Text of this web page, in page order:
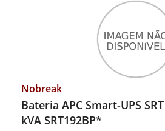
Nobreak
Bateria APC Smart-UPS
kVA SRT192BP*